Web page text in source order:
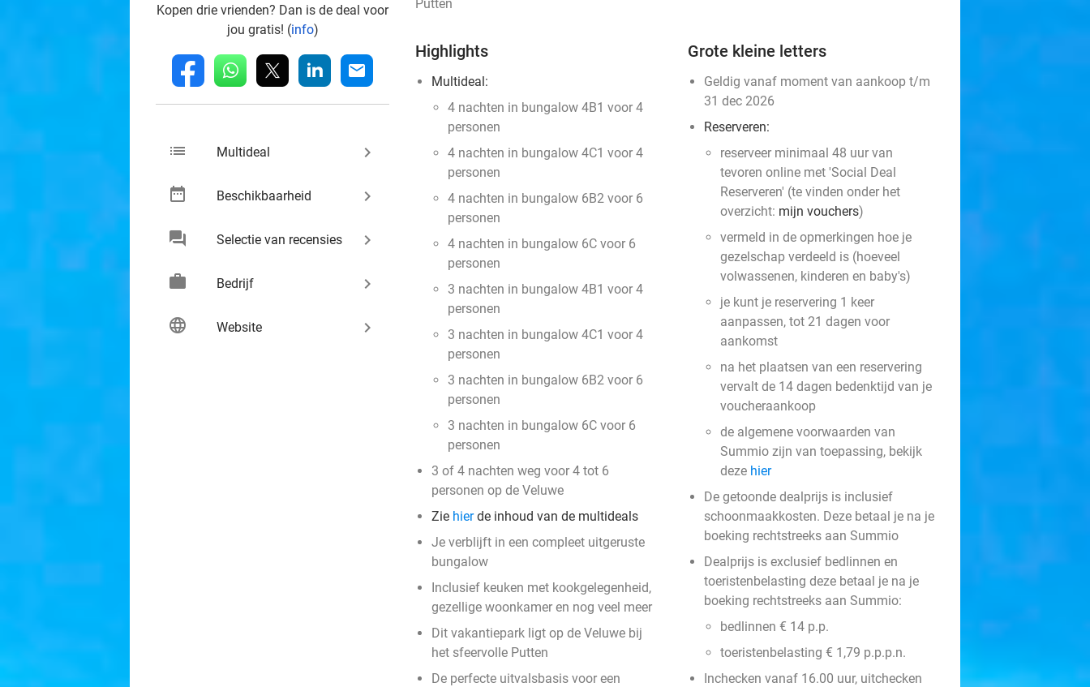
Kopen drie vrienden? Dan is de deal voor
jou gratis! (info)
fb whatsapp linkedin mail
list Multideal keyboard_arrow_right
date_range Beschikbaarheid keyboard_arrow_right
chat Selectie van recensies keyboard_arrow_right
work Bedrijf keyboard_arrow_right
language Website keyboard_arrow_right
Putten
Highlights
Multideal:
4 nachten in bungalow 4B1 voor 4
personen
4 nachten in bungalow 4C1 voor 4
personen
4 nachten in bungalow 6B2 voor 6
personen
4 nachten in bungalow 6C voor 6
personen
3 nachten in bungalow 4B1 voor 4
personen
3 nachten in bungalow 4C1 voor 4
personen
3 nachten in bungalow 6B2 voor 6
personen
3 nachten in bungalow 6C voor 6
personen
3 of 4 nachten weg voor 4 tot 6
personen op de Veluwe
Zie hierde inhoud van de multideals
Je verblijft in een compleet uitgeruste
bungalow
Inclusief keuken met kookgelegenheid,
gezellige woonkamer en nog veel meer
Dit vakantiepark ligt op de Veluwe bij
het sfeervolle Putten
De perfecte uitvalsbasis voor een
Grote kleine letters
Geldig vanaf moment van aankoop t/m
31 dec 2026
Reserveren:
reserveer minimaal 48 uur van
tevoren online met 'Social Deal
Reserveren' (te vinden onder het
overzicht: mijn vouchers)
vermeld in de opmerkingen hoe je
gezelschap verdeeld is (hoeveel
volwassenen, kinderen en baby's)
je kunt je reservering 1 keer
aanpassen, tot 21 dagen voor
aankomst
na het plaatsen van een reservering
vervalt de 14 dagen bedenktijd van je
voucheraankoop
de algemene voorwaarden van
Summio zijn van toepassing, bekijk
deze hier
De getoonde dealprijs is inclusief
schoonmaakkosten. Deze betaal je na je
boeking rechtstreeks aan Summio
Dealprijs is exclusief bedlinnen en
toeristenbelasting deze betaal je na je
boeking rechtstreeks aan Summio:
bedlinnen € 14 p.p.
toeristenbelasting € 1,79 p.p.p.n.
Inchecken vanaf 16.00 uur, uitchecken